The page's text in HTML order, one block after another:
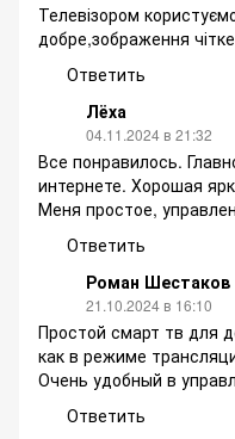
Телевізором
добре,зображення
Ответить
Лёха
04.11.2024 в 21:32
Все понравилось.
интернете. Хорошая
Меня простое,
Ответить
Роман Шестаков
21.10.2024 в 16:10
Простой смарт тв для
как в режиме
Очень удобный в
Ответить